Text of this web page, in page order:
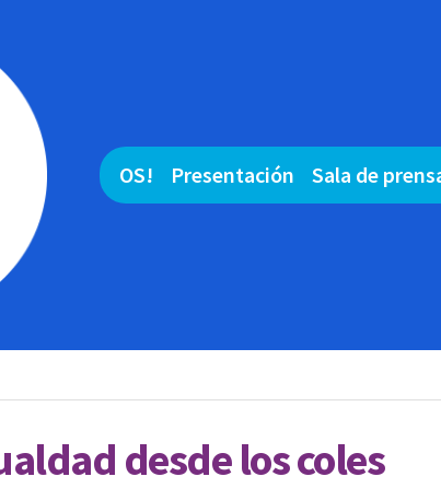
OS! Presentación Sala de
desde los coles